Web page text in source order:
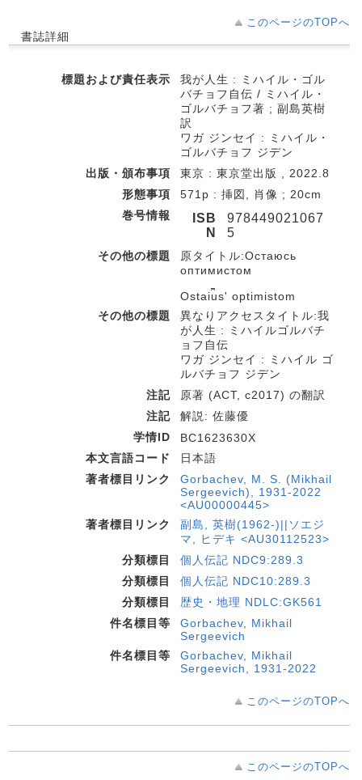
このページのTOPへ
書誌詳細
標題および責任表示
我が人生 : ミハイル・ゴル
バチョフ自伝 / ミハイル・
ゴルバチョフ著 ; 副島英樹
訳
ワガ ジンセイ : ミハイル・
ゴルバチョフ ジデン
出版・頒布事項
東京 : 東京堂出版 , 2022.8
形態事項
571p : 挿図, 肖像 ; 20cm
巻号情報
ISB
N
978449021067
5
その他の標題
原タイトル:Остаюсь
оптимистом
Ostai︠u︡sʹ optimistom
その他の標題
異なりアクセスタイトル:我
が人生 : ミハイルゴルバチ
ョフ自伝
ワガ ジンセイ : ミハイル ゴ
ルバチョフ ジデン
注記
原著 (ACT, c2017) の翻訳
注記
解説: 佐藤優
学情ID
BC1623630X
本文言語コード
日本語
著者標目リンク
Gorbachev, M. S. (Mikhail
Sergeevich), 1931-2022
<AU00000445>
著者標目リンク
副島, 英樹(1962-)||ソエジ
マ, ヒデキ <AU30112523>
分類標目
個人伝記 NDC9:289.3
分類標目
個人伝記 NDC10:289.3
分類標目
歴史・地理 NDLC:GK561
件名標目等
Gorbachev, Mikhail
Sergeevich
件名標目等
Gorbachev, Mikhail
Sergeevich, 1931-2022
このページのTOPへ
このページのTOPへ